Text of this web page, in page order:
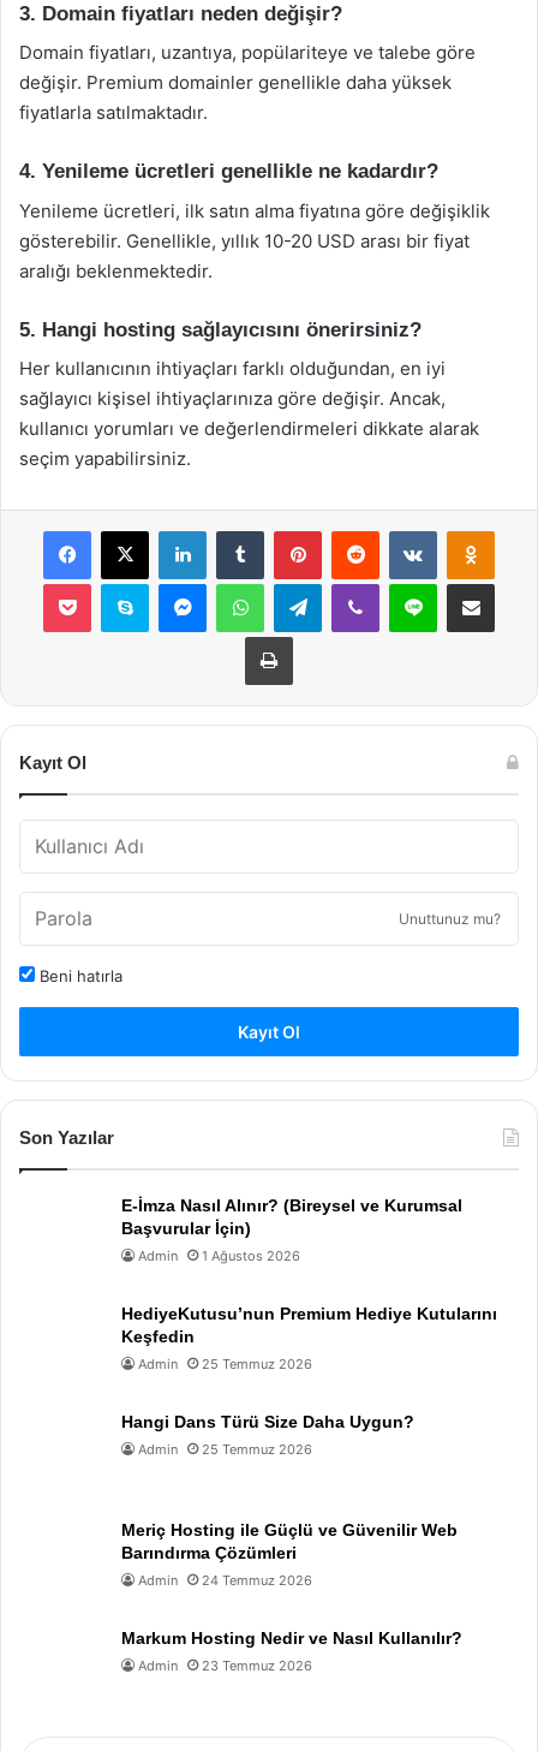
3. Domain fiyatları neden değişir?
Domain fiyatları, uzantıya, popülariteye ve talebe göre
değişir. Premium domainler genellikle daha yüksek
fiyatlarla satılmaktadır.
4. Yenileme ücretleri genellikle ne kadardır?
Yenileme ücretleri, ilk satın alma fiyatına göre değişiklik
gösterebilir. Genellikle, yıllık 10-20 USD arası bir fiyat
aralığı beklenmektedir.
5. Hangi hosting sağlayıcısını önerirsiniz?
Her kullanıcının ihtiyaçları farklı olduğundan, en iyi
sağlayıcı kişisel ihtiyaçlarınıza göre değişir. Ancak,
kullanıcı yorumları ve değerlendirmeleri dikkate alarak
seçim yapabilirsiniz.
Facebook
X LinkedInTumblr PinterestReddit VKontakte
Pocket Skype MessengerWhatsAppTelegramViber Line E-Posta ile
Yazdır
Kayıt Ol
Unuttunuz mu?
Beni hatırla
Kayıt Ol
Son Yazılar
E-İmza Nasıl Alınır? (Bireysel ve Kurumsal
Başvurular İçin)
Admin 1 Ağustos 2026
HediyeKutusu’nun Premium Hediye Kutularını
Keşfedin
Admin 25 Temmuz 2026
Hangi Dans Türü Size Daha Uygun?
Admin 25 Temmuz 2026
Meriç Hosting ile Güçlü ve Güvenilir Web
Barındırma Çözümleri
Admin 24 Temmuz 2026
Markum Hosting Nedir ve Nasıl Kullanılır?
Admin 23 Temmuz 2026